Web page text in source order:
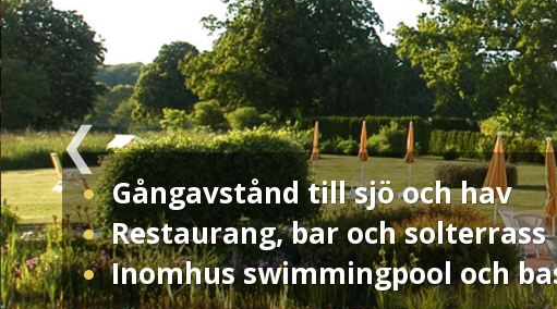
Gångavstånd till sjö och hav
Restaurang, bar och solterrass
Inomhus swimmingpool och